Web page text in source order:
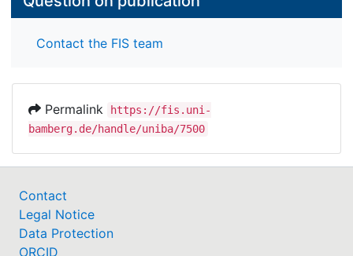
Contact the FIS team
Permalink
https://fis.uni-
bamberg.de/handle/uniba/7500
Contact
Legal Notice
Data Protection
ORCID